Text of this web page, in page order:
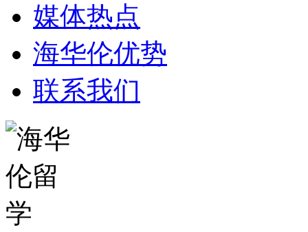
媒体热点
海华伦优势
联系我们